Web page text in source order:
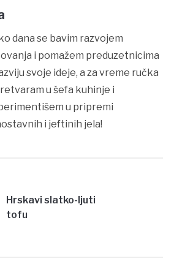
dana se bavim razvojem
i pomažem preduzetnicima
svoje ideje, a za vreme ručka
u šefa kuhinje i
u pripremi
i jeftinih jela!
Hrskavi slatko-ljuti
tofu